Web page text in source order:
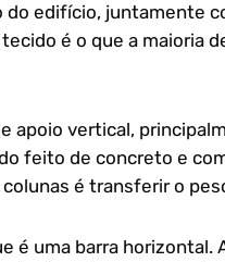
edifício, juntamente
é o que a maioria
apoio vertical,
feito de concreto e
é transferir o
é uma barra horizontal.